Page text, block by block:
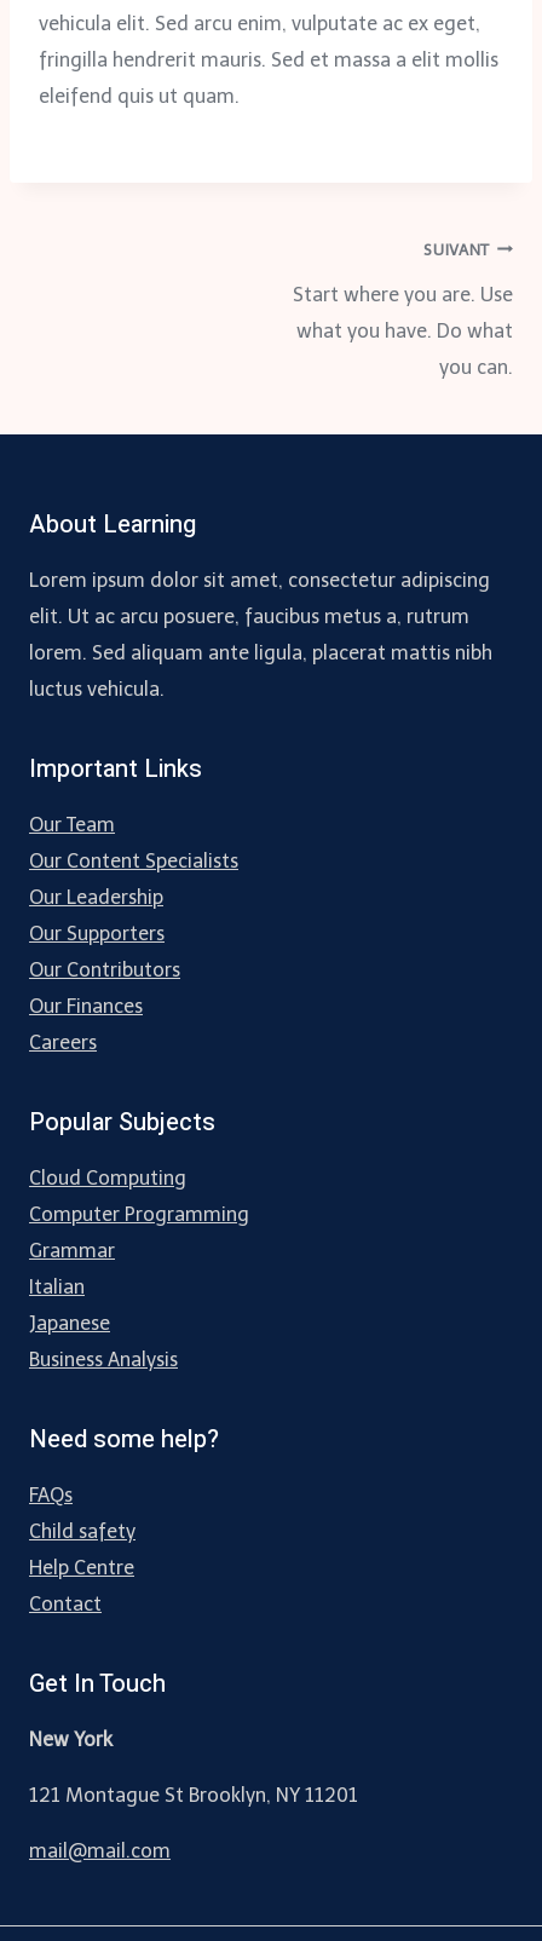
vehicula elit. Sed arcu enim, vulputate ac ex eget,
fringilla hendrerit mauris. Sed et massa a elit mollis
eleifend quis ut quam.
SUIVANT
Start where you are. Use
what you have. Do what
you can.
About Learning
Lorem ipsum dolor sit amet, consectetur adipiscing
elit. Ut ac arcu posuere, faucibus metus a, rutrum
lorem. Sed aliquam ante ligula, placerat mattis nibh
luctus vehicula.
Important Links
Our Team
Our Content Specialists
Our Leadership
Our Supporters
Our Contributors
Our Finances
Careers
Popular Subjects
Cloud Computing
Computer Programming
Grammar
Italian
Japanese
Business Analysis
Need some help?
FAQs
Child safety
Help Centre
Contact
Get In Touch
New York
121 Montague St Brooklyn, NY 11201
mail@mail.com